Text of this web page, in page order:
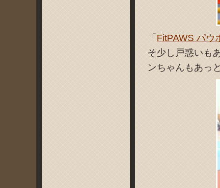
「FitPAWS パウ
そ少し戸惑いも
ンちゃんもあっ